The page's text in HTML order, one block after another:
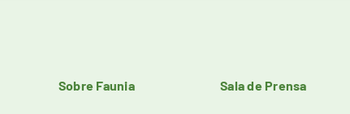
Sobre Faunia Sala de Prensa